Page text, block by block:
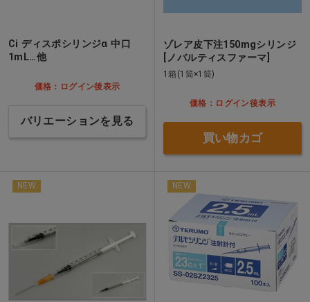
Ci ディスポシリンジα 中口
1mL…他
価格：ログイン後表示
バリエーションを見る
ゾレア皮下注150mgシリンジ
[ノバルティスファーマ]
1箱(1筒×1筒)
価格：ログイン後表示
買い物カゴ
NEW NEW